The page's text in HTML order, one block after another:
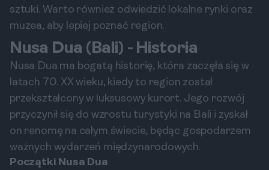
sztuki. Warto również odwiedzić lokalne rynki oraz
muzea, aby lepiej poznać region.
Nusa Dua (Bali) - Historia
Nusa Dua ma bogatą historię, która zaczęła się w
latach 70. XX wieku, kiedy to region został
przekształcony w luksusowy kurort. Jego rozwój
przyczynił się do wzrostu turystyki na Bali i zyskał
on renomę na całym świecie, będąc gospodarzem
ważnych wydarzeń międzynarodowych.
Początki Nusa Dua